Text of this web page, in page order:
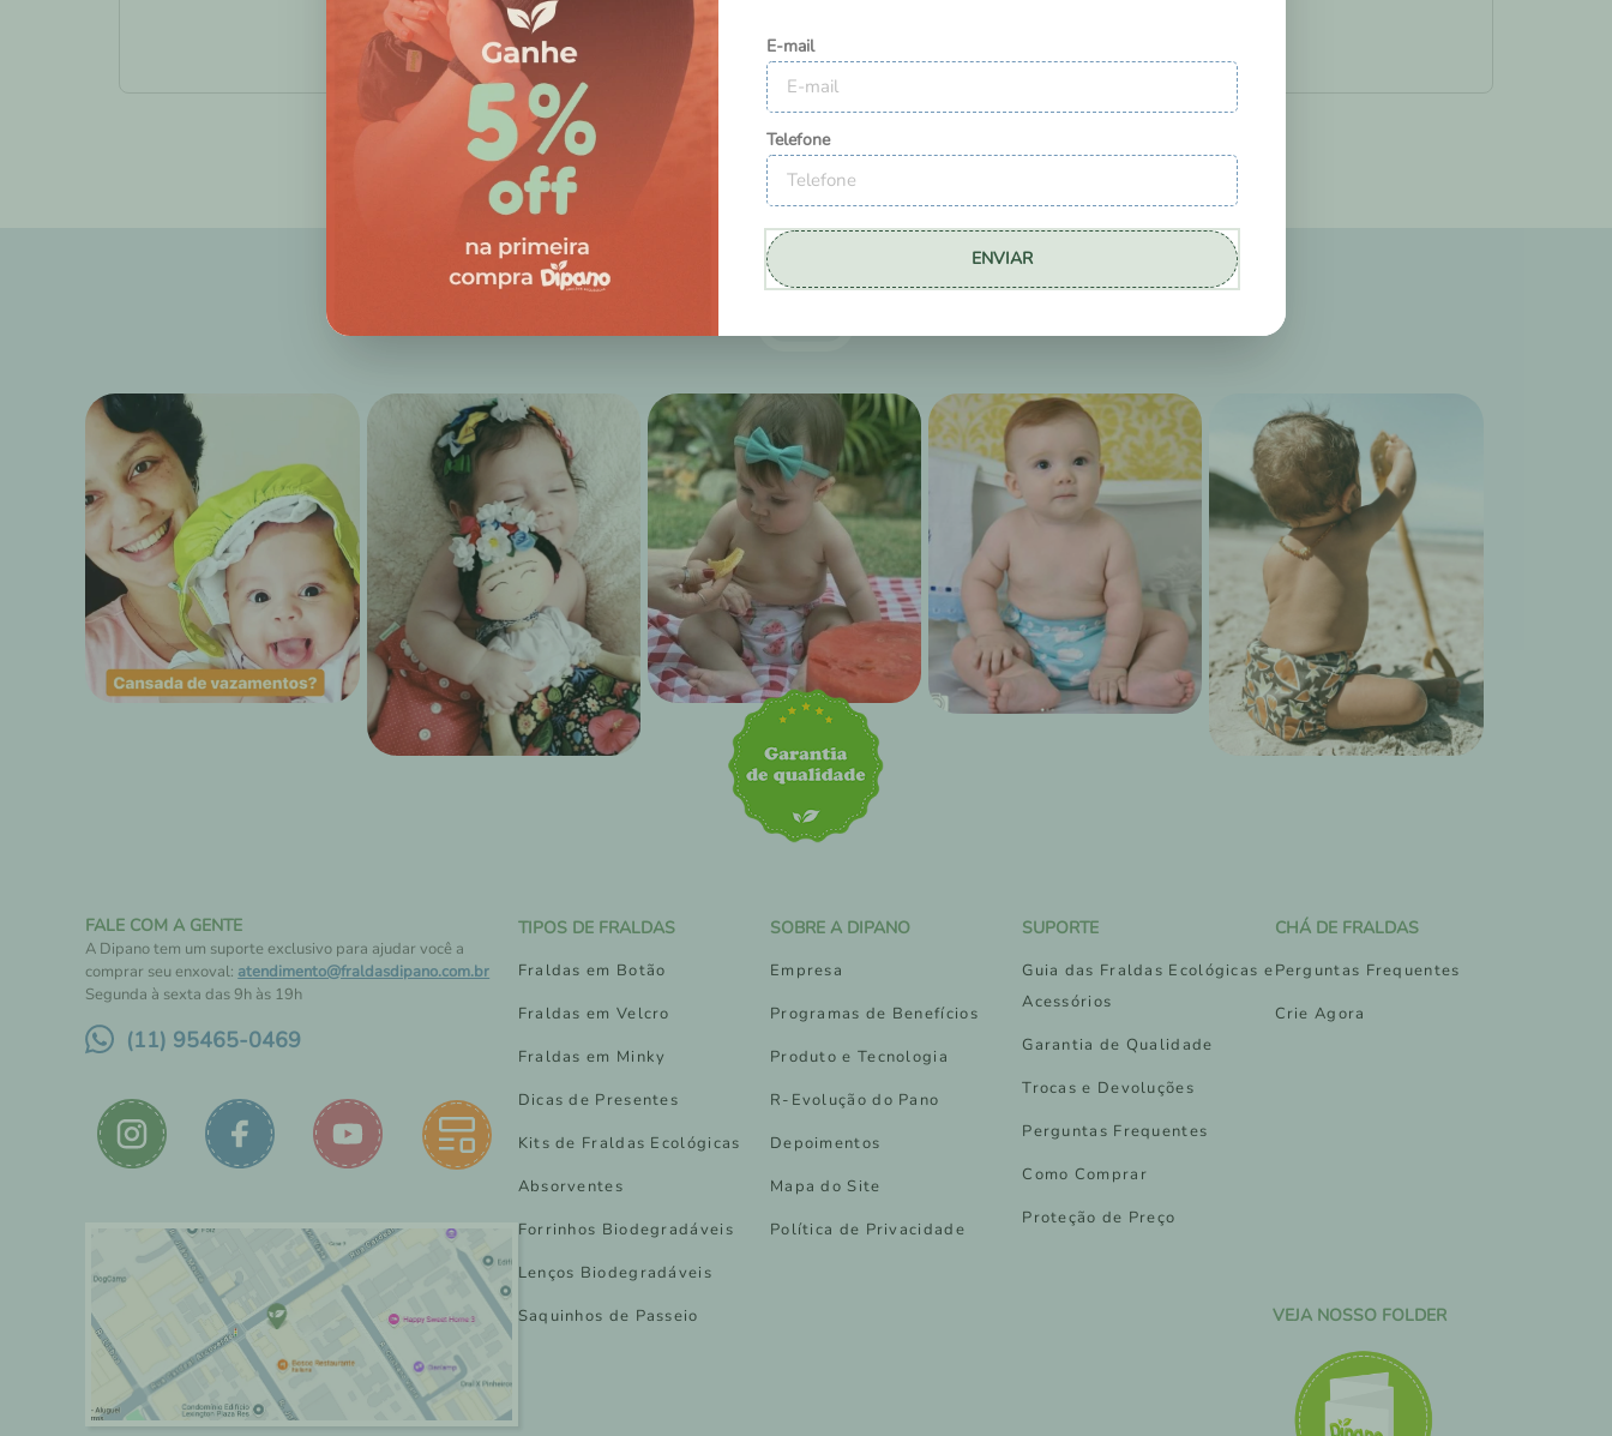
E-mail
Telefone
ENVIAR
DICAS E NOVIDADES
FALE COM A GENTE
A Dipano tem um suporte exclusivo para ajudar você a
comprar seu enxoval: atendimento@fraldasdipano.com.br
Segunda à sexta das 9h às 19h
(11) 95465-0469
TIPOS DE FRALDAS
Fraldas em Botão
Fraldas em Velcro
Fraldas em Minky
Dicas de Presentes
Kits de Fraldas Ecológicas
Absorventes
Forrinhos Biodegradáveis
Lenços Biodegradáveis
Saquinhos de Passeio
SOBRE A DIPANO
Empresa
Programas de Benefícios
Produto e Tecnologia
R-Evolução do Pano
Depoimentos
Mapa do Site
Política de Privacidade
SUPORTE
Guia das Fraldas Ecológicas e
Acessórios
Garantia de Qualidade
Trocas e Devoluções
Perguntas Frequentes
Como Comprar
Proteção de Preço
CHÁ DE FRALDAS
Perguntas Frequentes
Crie Agora
VEJA NOSSO FOLDER